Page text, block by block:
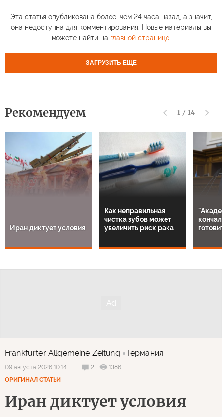
Эта статья опубликована более, чем 24 часа назад, а значит,
она недоступна для комментирования. Новые материалы вы
можете найти на главной странице.
ЗАГРУЗИТЬ ЕЩЕ
Рекомендуем 1 / 14
Иран диктует условия
Как неправильная
чистка зубов может
увеличить риск рака
Frankfurter Allgemeine Zeitung Германия
09 августа 2026 10:14 2
1386
ОРИГИНАЛ СТАТЬИ
Иран диктует условия